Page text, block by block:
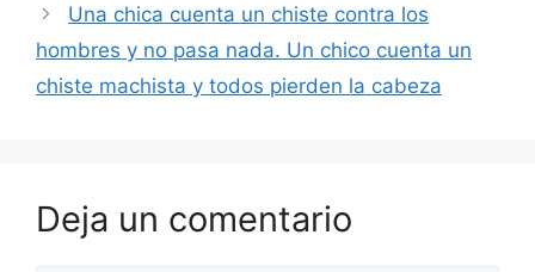
Una chica cuenta un chiste contra los
hombres y no pasa nada. Un chico cuenta un
chiste machista y todos pierden la cabeza
Deja un comentario